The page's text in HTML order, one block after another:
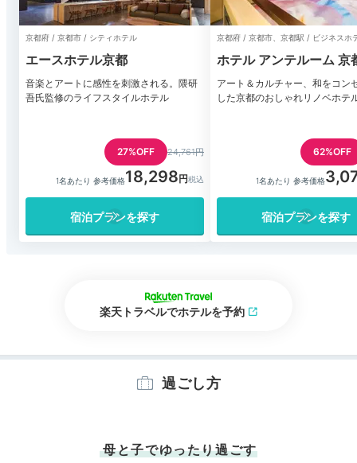
京都府 / 京都市 / シティホテル
エースホテル京都
音楽とアートに感性を刺激される。隈研
吾氏監修のライフスタイルホテル
27%OFF 24,761円
1名あたり 参考価格18,298
宿泊プランを探す
京都府 / 京都市、京都駅 / ビジネスホ
ホテル アンテルーム 京
アート＆カルチャー、和をコン
した京都のおしゃれリノベホテ
62%OFF
1名あたり 参考価格
宿泊プランを探す
楽天トラベルでホテルを予約
過ごし方
母と子でゆったり過ごす